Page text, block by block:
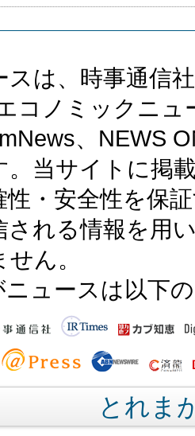
スは、時事通信
コノミックニ
、NEWS
。当サイトに掲
・安全性を保
される情報を用
ん。
ニュースは以下
とれま